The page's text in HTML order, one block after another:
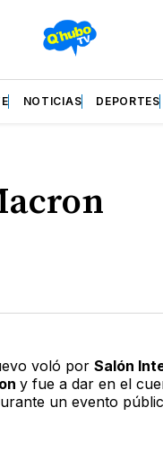
NOTICIAS DEPORTES
voló por Salón
y fue a dar en el
un evento